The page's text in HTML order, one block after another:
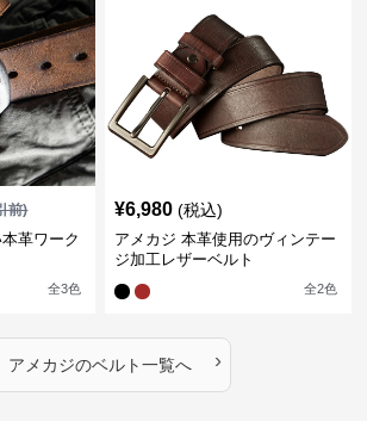
前)
革ワーク
全3色
¥6,980 (税込)
アメカジ 本革使用のヴィンテー
ジ加工レザーベルト
全2色
アメカジのベルト一覧へ ›